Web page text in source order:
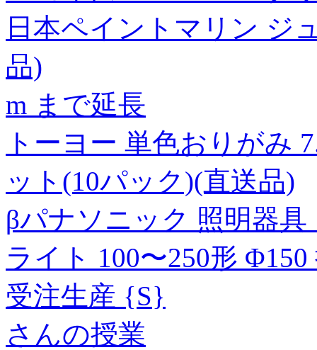
日本ペイントマリン ジ
品)
m まで延長
トーヨー 単色おりがみ
ット(10パック)(直送品)
βパナソニック 照明器具
ライト 100〜250形
受注生産 {S}
さんの授業